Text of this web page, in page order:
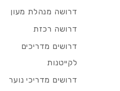
דרושה מנהלת מעון
דרושה רכזת
דרושים מדריכים
לקייטנות
דרושים מדריכי נוער